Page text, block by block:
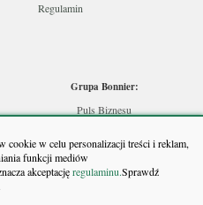
w celu personalizacji treści i reklam,
funkcji mediów
akceptacjęregulaminu.Sprawdź
Regulamin
Grupa Bonnier:
Puls Biznesu
Puls Medycyny
Monitor Firm